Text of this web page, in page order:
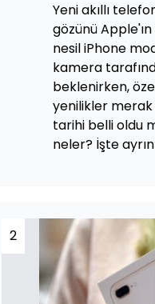
Yeni akıllı
gözünü
nesil iPhone
kamera
beklenirken,
yenilikler merak
tarihi belli oldu
neler? İşte
2